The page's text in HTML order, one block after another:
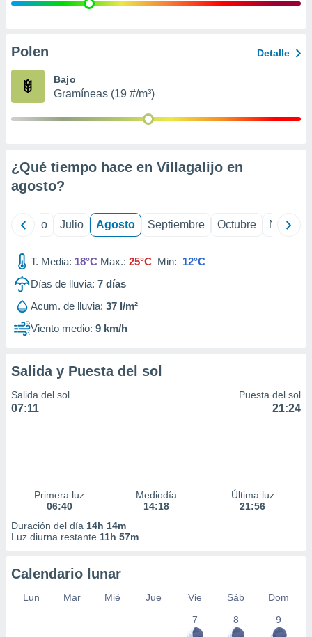
e
publicidad
Polen Detalle
Bajo
Gramíneas (19 #/m³)
¿Qué tiempo hace en Villagalijo en
agosto?
Junio Julio Agosto Septiembre Octubre
T. Media: 18°C Max.: 25°C Min: 12°C
Días de lluvia: 7 días
Acum. de lluvia: 37 l/m²
Viento medio: 9 km/h
Salida y Puesta del sol
Salida del sol
07:11
Puesta del sol
21:24
Primera luz
06:40
Mediodía
14:18
Última luz
21:56
Duración del día 14h 14m
Luz diurna restante 11h 57m
Calendario lunar
Lun Mar Mié Jue Vie Sáb
Dom
7
8 9